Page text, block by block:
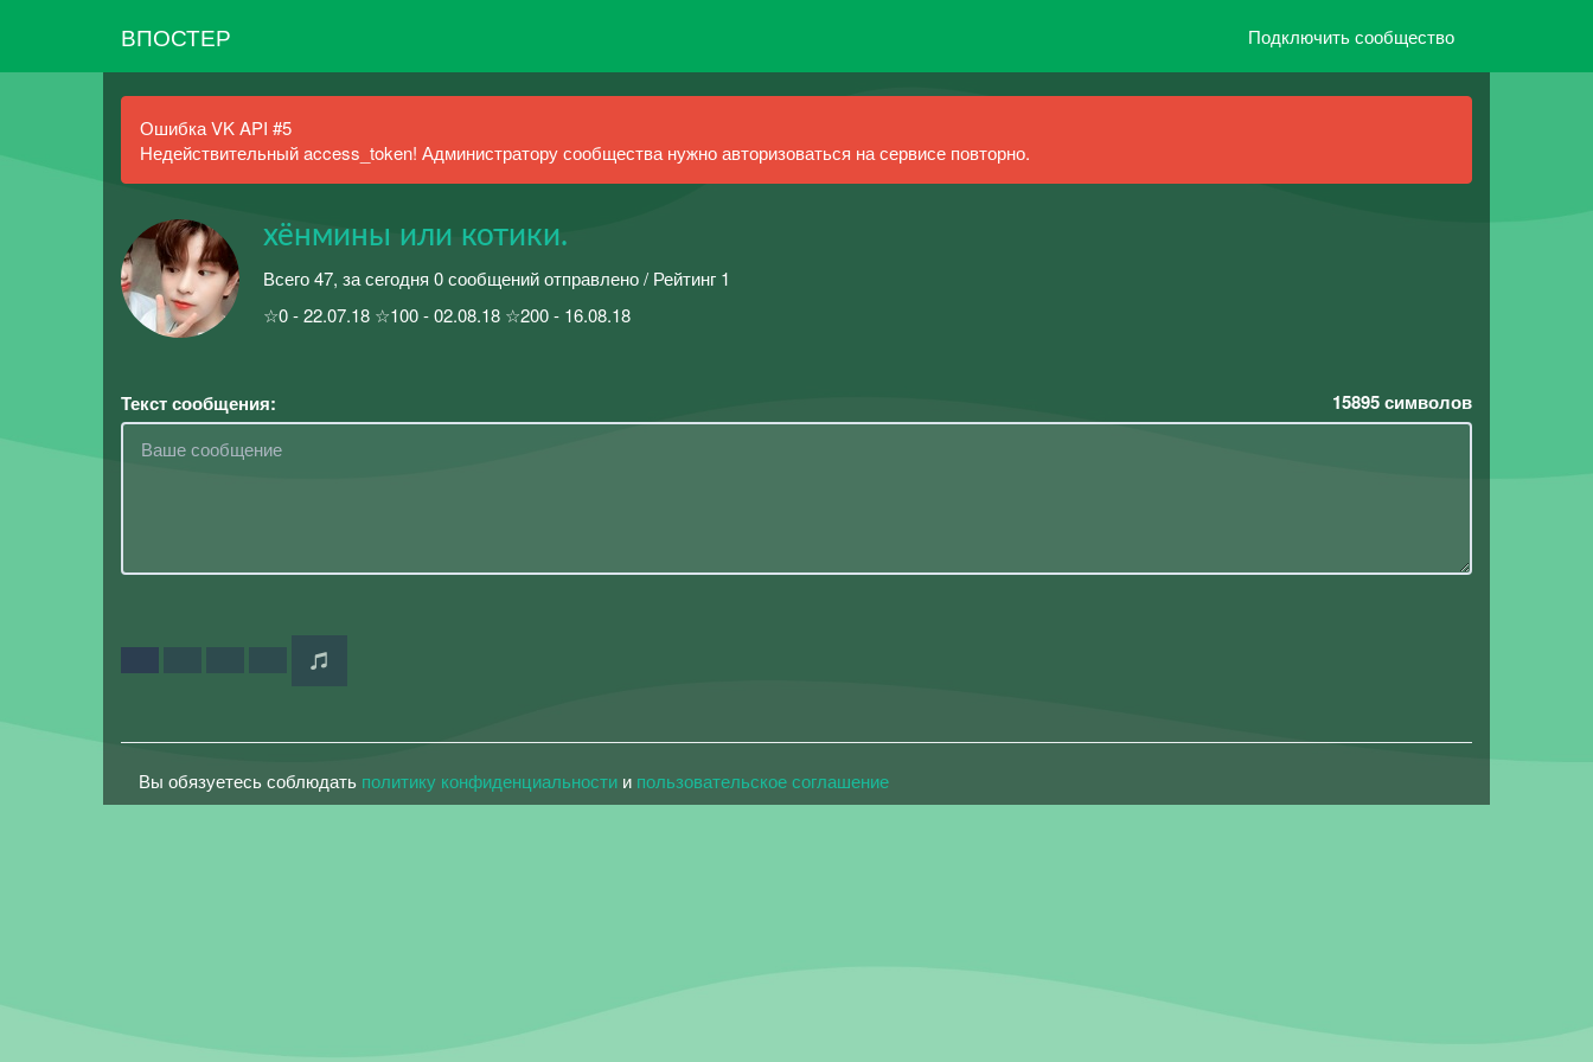
ВПОСТЕР Подключить сообщество
Ошибка VK API #5
Недействительный access_token! Администратору сообщества нужно авторизоваться на сервисе повторно.
хёнмины или котики.
Всего 47, за сегодня 0 сообщений отправлено / Рейтинг 1
☆0 - 22.07.18 ☆100 - 02.08.18 ☆200 - 16.08.18
Текст сообщения: 15895символов
Вы обязуетесь соблюдать политику конфиденциальности и пользовательское соглашение